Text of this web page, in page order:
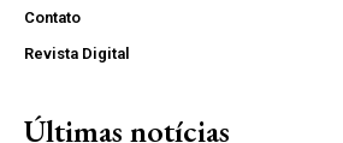
Contato
Revista Digital
Últimas notícias